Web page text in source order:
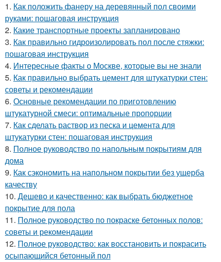
1. Как положить фанеру на деревянный пол своими
руками: пошаговая инструкция
2. Какие транспортные проекты запланировано
3. Как правильно гидроизолировать пол после стяжки:
пошаговая инструкция
4. Интересные факты о Москве, которые вы не знали
5. Как правильно выбрать цемент для штукатурки стен:
советы и рекомендации
6. Основные рекомендации по приготовлению
штукатурной смеси: оптимальные пропорции
7. Как сделать раствор из песка и цемента для
штукатурки стен: пошаговая инструкция
8. Полное руководство по напольным покрытиям для
дома
9. Как сэкономить на напольном покрытии без ущерба
качеству
10. Дешево и качественно: как выбрать бюджетное
покрытие для пола
11. Полное руководство по покраске бетонных полов:
советы и рекомендации
12. Полное руководство: как восстановить и покрасить
осыпающийся бетонный пол